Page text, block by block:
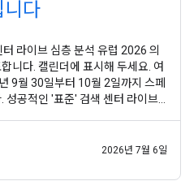
니다
라이브 심층 분석 유럽 2026 의
니다. 캘린더에 표시해 두세요. 여
9월 30일부터 10월 2일까지 스페
성공적인 '표준' 검색 센터 라이브
2026년 7월 6일